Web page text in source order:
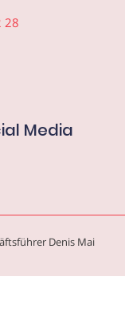
28
Media
Denis Mai